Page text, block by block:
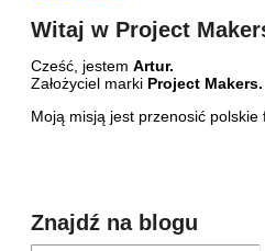
Witaj w Project
Cześć, jestem Artur.
Założyciel marki Project Makers.
Moją misją jest przenosić polskie
Znajdź na blogu